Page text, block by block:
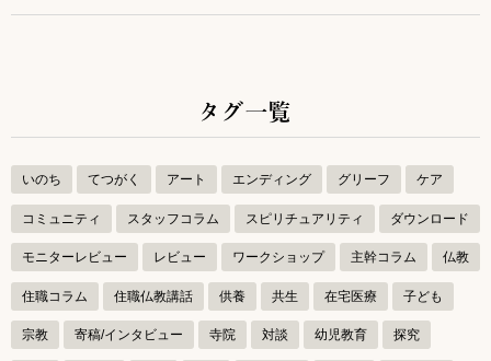
タグ一覧
いのち てつがく アート エンディング グリーフ ケア
コミュニティ スタッフコラム スピリチュアリティ ダウンロード
モニターレビュー レビュー ワークショップ 主幹コラム 仏教
住職コラム 住職仏教講話 供養 共生 在宅医療 子ども
宗教 寄稿/インタビュー 寺院 対談 幼児教育 探究